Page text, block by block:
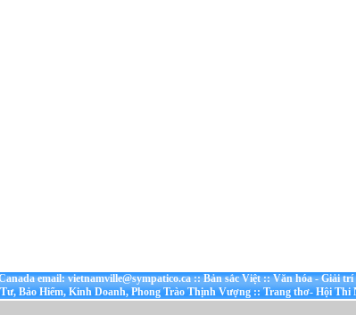
email: vietnamville@sympatico.ca::Bản sắc Việt::Văn hóa - Giải trí
Bảo Hiểm, Kinh Doanh, Phong Trào Thịnh Vượng::Trang thơ- Hội Thi